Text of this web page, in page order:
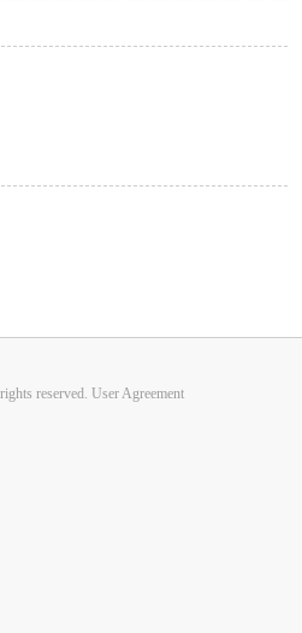
reserved. User Agreement